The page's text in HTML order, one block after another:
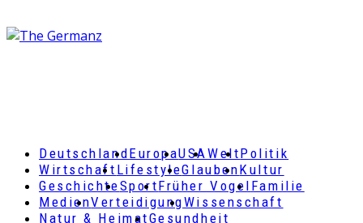
DeutschlandEuropaUSAWeltPolitik
Wirtschaft LifestyleGlaubenKultur
GeschichteSportFrüher Vogel Familie
MedienVerteidigungWissenschaft
Natur & HeimatGesundheit